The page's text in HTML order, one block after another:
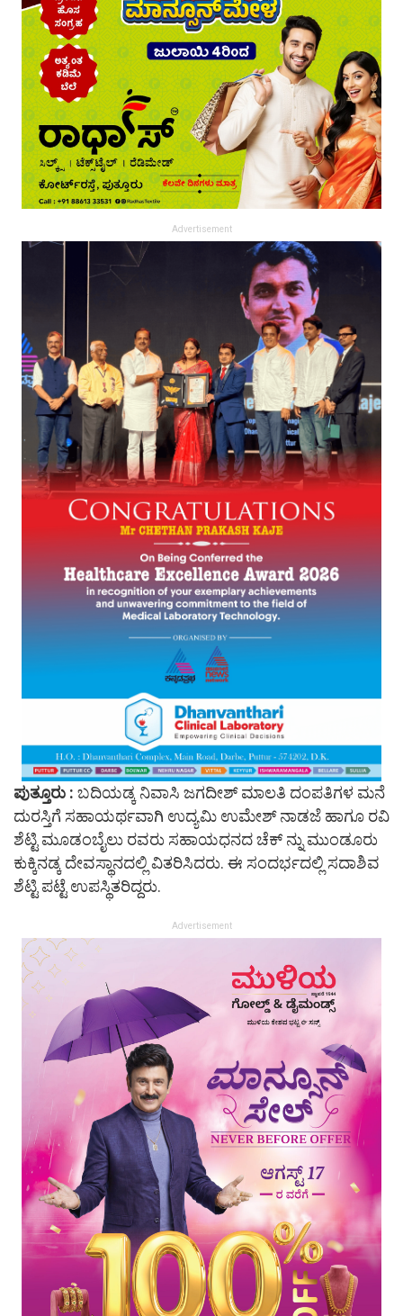
Advertisement
ಪುತ್ತೂರು : ಬದಿಯಡ್ಕ ನಿವಾಸಿ ಜಗದೀಶ್ ಮಾಲತಿ ದಂಪತಿಗಳ ಮನೆ
ದುರಸ್ತಿಗೆ ಸಹಾಯರ್ಥವಾಗಿ ಉದ್ಯಮಿ ಉಮೇಶ್ ನಾಡಜೆ ಹಾಗೂ ರವಿ
ಶೆಟ್ಟಿ ಮೂಡಂಬೈಲು ರವರು ಸಹಾಯಧನದ ಚೆಕ್ ನ್ನು ಮುಂಡೂರು
ಕುಕ್ಕಿನಡ್ಕ ದೇವಸ್ಥಾನದಲ್ಲಿ ವಿತರಿಸಿದರು. ಈ ಸಂದರ್ಭದಲ್ಲಿ ಸದಾಶಿವ
ಶೆಟ್ಟಿ ಪಟ್ಟೆ ಉಪಸ್ಥಿತರಿದ್ದರು.
Advertisement